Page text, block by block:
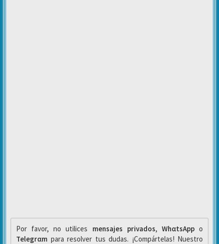
Por favor, no utilices mensajes privados, WhαtsAppo
Telegrαm para resolver tus dudas. ¡Compártelas! Nuestro